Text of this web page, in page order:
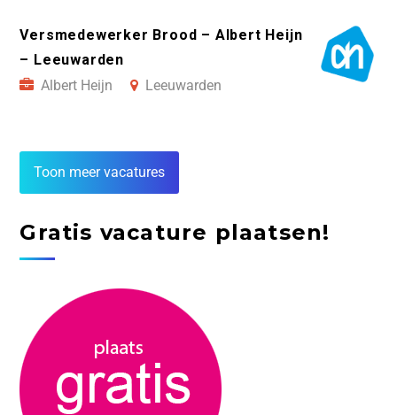
Versmedewerker Brood – Albert Heijn
– Leeuwarden
Albert Heijn
Leeuwarden
Toon meer vacatures
Gratis vacature plaatsen!